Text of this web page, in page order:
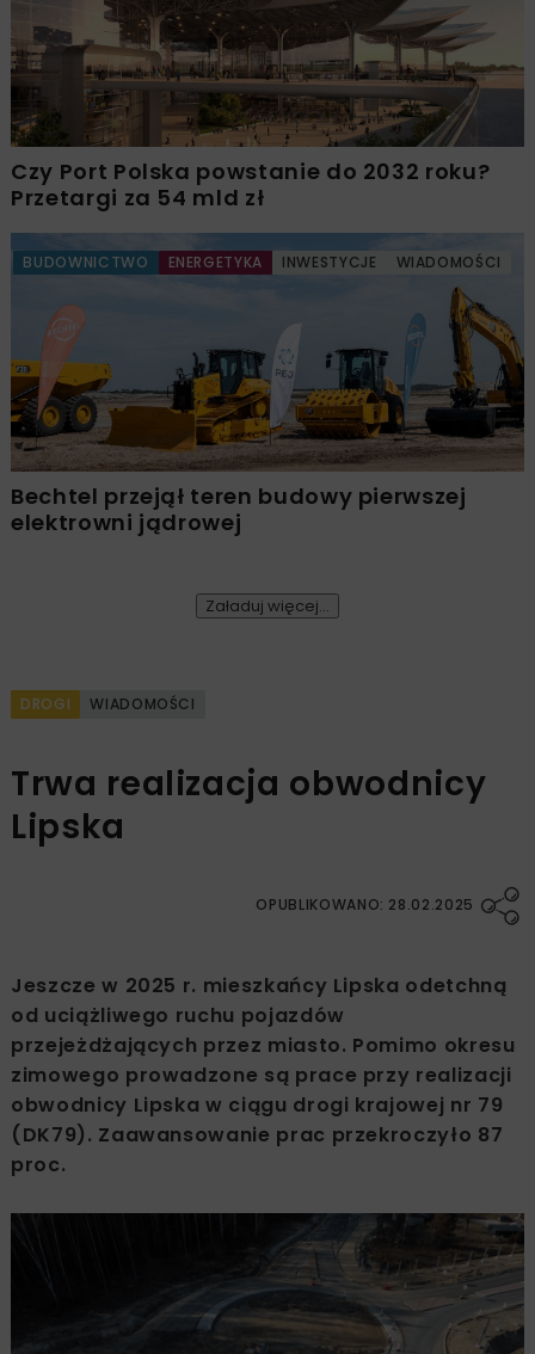
Czy Port Polska powstanie do 2032 roku?
Przetargi za 54 mld zł
BUDOWNICTWO ENERGETYKA INWESTYCJE WIADOMOŚCI
Bechtel przejął teren budowy pierwszej
elektrowni jądrowej
Załaduj więcej...
DROGI WIADOMOŚCI
Trwa realizacja obwodnicy
Lipska
OPUBLIKOWANO: 28.02.2025
Jeszcze w 2025 r. mieszkańcy Lipska odetchną
od uciążliwego ruchu pojazdów
przejeżdżających przez miasto. Pomimo okresu
zimowego prowadzone są prace przy realizacji
obwodnicy Lipska w ciągu drogi krajowej nr 79
(DK79). Zaawansowanie prac przekroczyło 87
proc.